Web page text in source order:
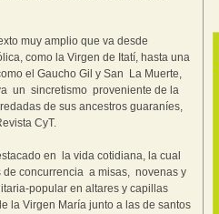
muy amplio que va desde
como la Virgen de Itatí, hasta una
el Gaucho Gil y San La Muerte,
un sincretismo proveniente de la
de sus ancestros guaraníes,
CyT.
en la vida cotidiana, la cual
de concurrencia a misas, novenas y
popular en altares y capillas
la Virgen María junto a las de santos